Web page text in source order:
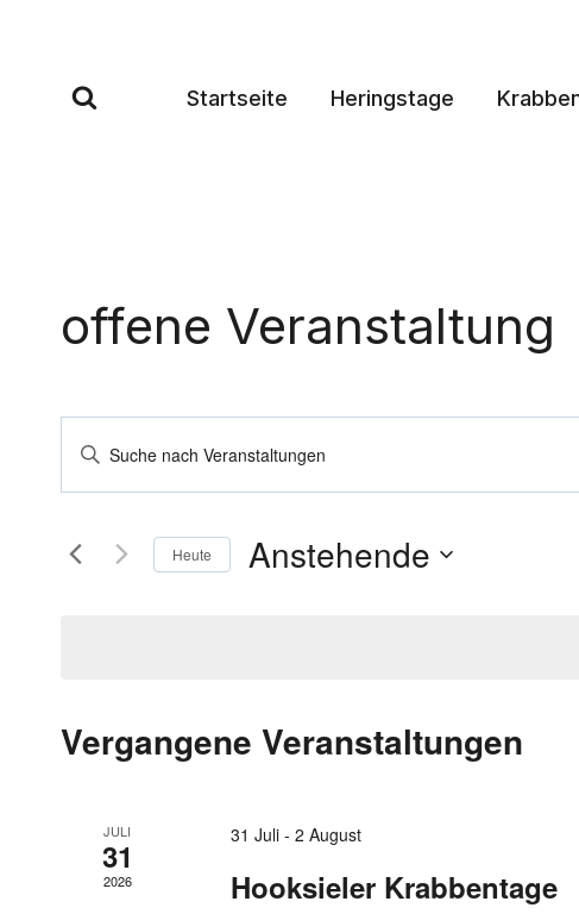
Startseite Heringstage
offene Veranstaltung
Veranstaltungen
Suche
und
Bitte
Suche
Heute Anstehende
Vergangene Veranstaltungen
JULI
31
2026
31 Juli -2 August
Hooksieler Krabbentage